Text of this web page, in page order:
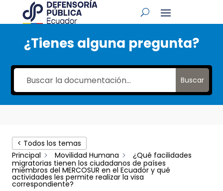
¿Tienes alguna pregunta?
Buscar
< Todos los temas
Principal
Movilidad Humana
¿Qué facilidades
migratorias tienen los ciudadanos de países
miembros del MERCOSUR en el Ecuador y qué
actividades les permite realizar la visa
correspondiente?